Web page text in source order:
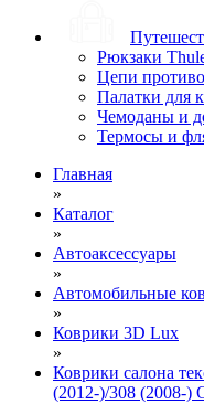
Рюкзаки
Цепи
Палатки для
Чемоданы и
Термосы и
Главная
»
Каталог
»
Автоаксессуары
»
Автомобильные
»
Коврики 3D Lux
»
Коврики салона
(2012-)/308 (2008-)